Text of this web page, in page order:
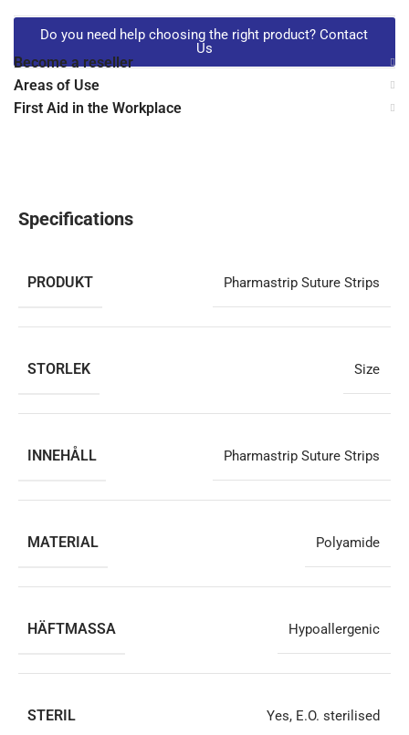
Do you need help choosing the right product? Contact
Us
Become a reseller
Areas of Use
First Aid in the Workplace
Specifications
PRODUKT Pharmastrip Suture Strips
STORLEK Size
INNEHÅLL Pharmastrip Suture Strips
MATERIAL Polyamide
HÄFTMASSA Hypoallergenic
STERIL Yes, E.O. sterilised